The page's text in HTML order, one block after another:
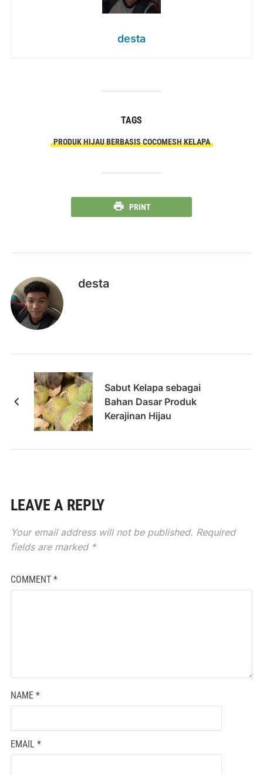
desta
TAGS
PRODUK HIJAU BERBASIS COCOMESH KELAPA
PRINT
desta
Sabut Kelapa sebagai
Bahan Dasar Produk
Kerajinan Hijau
LEAVE A REPLY
Your email address will not be published. Required
fields are marked *
COMMENT *
NAME *
EMAIL *